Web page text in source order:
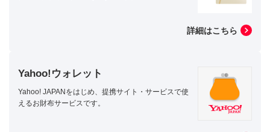
詳細はこちら
Yahoo!ウォレット
Yahoo! JAPANをはじめ、提携サイト・サービスで使
えるお財布サービスです。